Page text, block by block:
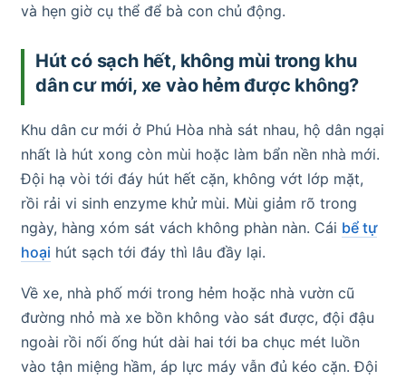
và hẹn giờ cụ thể để bà con chủ động.
Hút có sạch hết, không mùi trong khu
dân cư mới, xe vào hẻm được không?
Khu dân cư mới ở Phú Hòa nhà sát nhau, hộ dân ngại
nhất là hút xong còn mùi hoặc làm bẩn nền nhà mới.
Đội hạ vòi tới đáy hút hết cặn, không vớt lớp mặt,
rồi rải vi sinh enzyme khử mùi. Mùi giảm rõ trong
ngày, hàng xóm sát vách không phàn nàn. Cái bể tự
hoại hút sạch tới đáy thì lâu đầy lại.
Về xe, nhà phố mới trong hẻm hoặc nhà vườn cũ
đường nhỏ mà xe bồn không vào sát được, đội đậu
ngoài rồi nối ống hút dài hai tới ba chục mét luồn
vào tận miệng hầm, áp lực máy vẫn đủ kéo cặn. Đội